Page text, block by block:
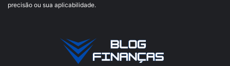
precisão ou sua aplicabilidade.